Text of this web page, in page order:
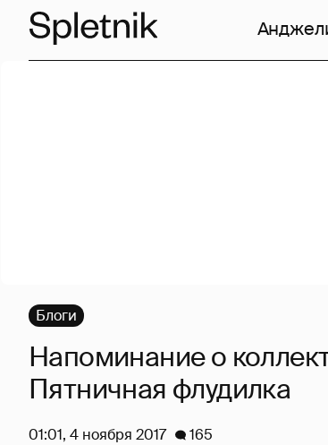
Блоги
Напоминание о
Пятничная флудилка
01:01, 4 ноября 2017
165